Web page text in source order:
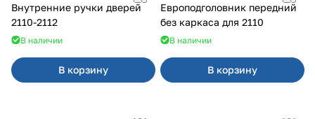
Внутренние ручки дверей
2110-2112
В наличии
В корзину
Европодголовник передний
без каркаса для 2110
В наличии
В корзину